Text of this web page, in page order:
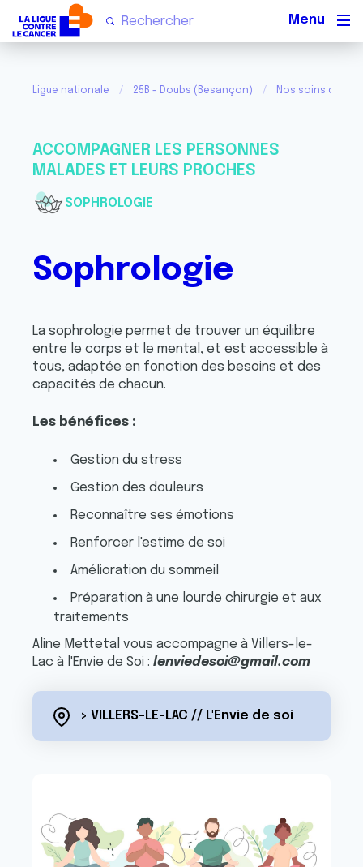
Ligue nationale 25B - Doubs (Besançon) Nos soins de
ACCOMPAGNER LES PERSONNES
MALADES ET LEURS PROCHES
SOPHROLOGIE
Sophrologie
La sophrologie permet de trouver un équilibre
entre le corps et le mental, et est accessible à
tous, adaptée en fonction des besoins et des
capacités de chacun.
Les bénéfices :
Gestion du stress
Gestion des douleurs
Reconnaître ses émotions
Renforcer l'estime de soi
Amélioration du sommeil
Préparation à une lourde chirurgie et aux
traitements
Aline Mettetal vous accompagne à Villers-le-
Lac à l'Envie de Soi : lenviedesoi@gmail.com
> VILLERS-LE-LAC // L'Envie de soi